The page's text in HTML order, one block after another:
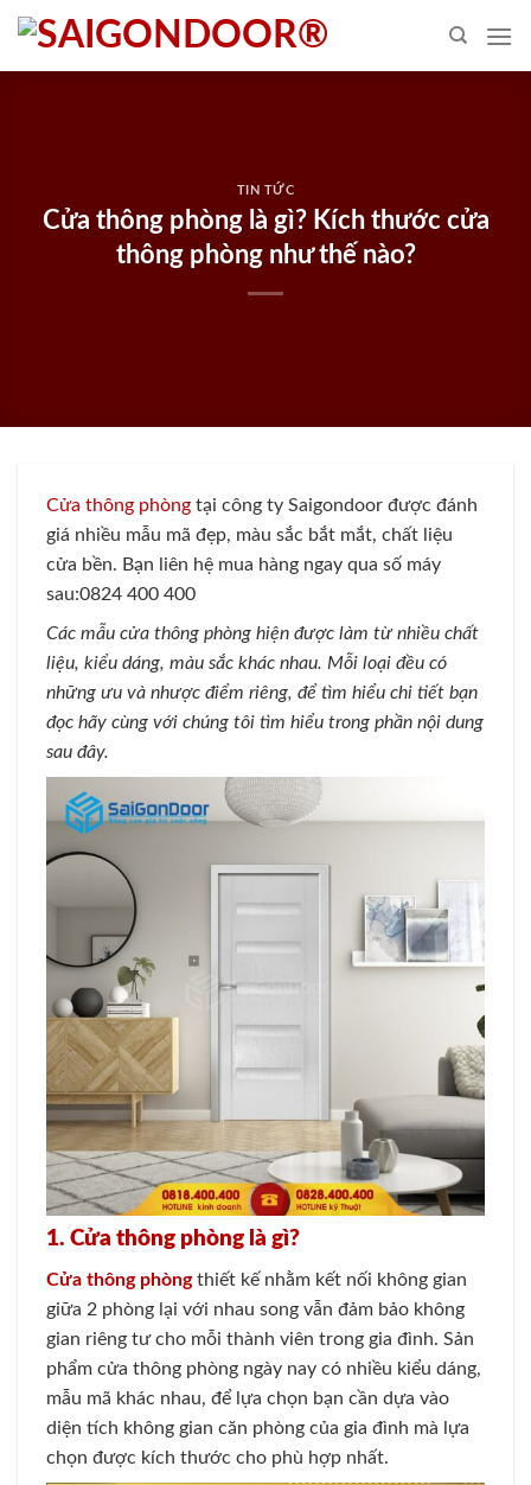
Skip
content
TIN TỨC
Cửa thông phòng là gì? Kích thước cửa
thông phòng như thế nào?
Cửa thông phòng tại công ty Saigondoor được đánh
giá nhiều mẫu mã đẹp, màu sắc bắt mắt, chất liệu
cửa bền. Bạn liên hệ mua hàng ngay qua số máy
sau:0824 400 400
Các mẫu cửa thông phòng hiện được làm từ nhiều chất
liệu, kiểu dáng, màu sắc khác nhau. Mỗi loại đều có
những ưu và nhược điểm riêng, để tìm hiểu chi tiết bạn
đọc hãy cùng với chúng tôi tìm hiểu trong phần nội dung
sau đây.
1. Cửa thông phòng là gì?
Cửa thông phòngthiết kế nhằm kết nối không gian
giữa 2 phòng lại với nhau song vẫn đảm bảo không
gian riêng tư cho mỗi thành viên trong gia đình. Sản
phẩm cửa thông phòng ngày nay có nhiều kiểu dáng,
mẫu mã khác nhau, để lựa chọn bạn cần dựa vào
diện tích không gian căn phòng của gia đình mà lựa
chọn được kích thước cho phù hợp nhất.